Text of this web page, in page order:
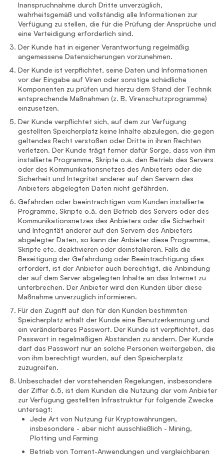
Inanspruchnahme durch Dritte unverzüglich,
wahrheitsgemäß und vollständig alle Informationen zur
Verfügung zu stellen, die für die Prüfung der Ansprüche und
eine Verteidigung erforderlich sind.
Der Kunde hat in eigener Verantwortung regelmäßig
angemessene Datensicherungen vorzunehmen.
Der Kunde ist verpflichtet, seine Daten und Informationen
vor der Eingabe auf Viren oder sonstige schädliche
Komponenten zu prüfen und hierzu dem Stand der Technik
entsprechende Maßnahmen (z. B. Virenschutzprogramme)
einzusetzen.
Der Kunde verpflichtet sich, auf dem zur Verfügung
gestellten Speicherplatz keine Inhalte abzulegen, die gegen
geltendes Recht verstoßen oder Dritte in ihren Rechten
verletzen. Der Kunde trägt ferner dafür Sorge, dass von ihm
installierte Programme, Skripte o.ä. den Betrieb des Servers
oder des Kommunikationsnetzes des Anbieters oder die
Sicherheit und Integrität anderer auf den Servern des
Anbieters abgelegten Daten nicht gefährden.
Gefährden oder beeinträchtigen vom Kunden installierte
Programme, Skripte o.ä. den Betrieb des Servers oder des
Kommunikationsnetzes des Anbieters oder die Sicherheit
und Integrität anderer auf den Servern des Anbieters
abgelegter Daten, so kann der Anbieter diese Programme,
Skripte etc. deaktivieren oder deinstallieren. Falls die
Beseitigung der Gefährdung oder Beeinträchtigung dies
erfordert, ist der Anbieter auch berechtigt, die Anbindung
der auf dem Server abgelegten Inhalte an das Internet zu
unterbrechen. Der Anbieter wird den Kunden über diese
Maßnahme unverzüglich informieren.
Für den Zugriff auf den für den Kunden bestimmten
Speicherplatz erhält der Kunde eine Benutzerkennung und
ein veränderbares Passwort. Der Kunde ist verpflichtet, das
Passwort in regelmäßigen Abständen zu ändern. Der Kunde
darf das Passwort nur an solche Personen weitergeben, die
von ihm berechtigt wurden, auf den Speicherplatz
zuzugreifen.
Unbeschadet der vorstehenden Regelungen, insbesondere
der Ziffer 6.5, ist dem Kunden die Nutzung der vom Anbieter
zur Verfügung gestellten Infrastruktur für folgende Zwecke
untersagt:
Jede Art von Nutzung für Kryptowährungen,
insbesondere - aber nicht ausschließlich - Mining,
Plotting und Farming
Betrieb von Torrent-Anwendungen und vergleichbaren